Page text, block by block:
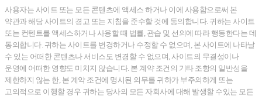
사용자는 사이트 또는 모든 콘텐츠에 액세스 하거나 이에 사용함으로써 본
약관과 해당 사이트의 경고 또는 지침을 준수할 것에 동의합니다. 귀하는 사이트
또는 컨텐트를 액세스하거나 사용할 때 법률, 관습 및 선의에 따라 행동한다는 데
동의합니다. 귀하는 사이트를 변경하거나 수정할 수 없으며, 본 사이트에 나타날
수 있는 어떠한 콘텐츠나 서비스도 변경할 수 없으며, 사이트의 무결성이나
운영에 어떠한 영향도 미치지 않습니다. 본 계약 조건의 기타 조항의 일반성을
제한하지 않는 한, 본 계약 조건에 명시된 의무를 귀하가 부주의하게 또는
고의적으로 이행할 경우 귀하는 당사의 모든 자회사에 대해 발생할 수있는 모든